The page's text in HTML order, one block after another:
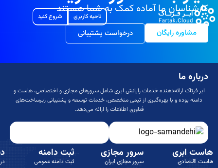
ناحیه کاربری شروع کنیدکارشناسان ما آماده کمک به شما هستند
مشاوره رایگان درخواست پشتیبانی
درباره ما
ابر فرتاک ارائه‌دهنده خدمات رایانش ابری شامل سرورهای مجازی و اختصاصی، هاست و
دامنه بوده و با بهره‌گیری از تیمی متخصص، خدمات توسعه و پشتیبانی زیرساخت‌های
فناوری اطلاعات را ارائه می‌دهد.
هاست ابری
هاست اقتصادی
سرور مجازی
سرور مجازی ایران
ثبت دامنه
ثبت دامنه عمومی